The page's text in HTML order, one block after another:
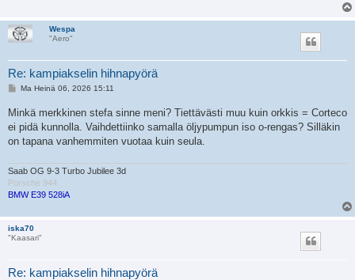
Wespa
"Aero"
Re: kampiakselin hihnapyörä
V
s
t
Ma Heinä 06, 2026 15:11
Minkä merkkinen stefa sinne meni? Tiettävästi muu kuin orkkis = Corteco
ei pidä kunnolla. Vaihdettiinko samalla öljypumpun iso o-rengas? Silläkin
on tapana vanhemmiten vuotaa kuin seula.
Saab OG 9-3 Turbo Jubilee 3d
Porsche 944
BMW E39 528iA
iska70
"Kaasari"
Re: kampiakselin hihnapyörä